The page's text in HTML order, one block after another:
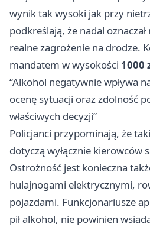
wynik tak wysoki jak przy
podkreślają, że nadal
realne zagrożenie na drodze.
mandatem w wysokości 1000
“Alkohol negatywnie wpływa
ocenę sytuacji oraz zdolność
właściwych decyzji”
Policjanci przypominają, że
dotyczą wyłącznie kierowców
Ostrożność jest konieczna
hulajnogami elektrycznymi,
pojazdami. Funkcjonariusze
pił alkohol, nie powinien